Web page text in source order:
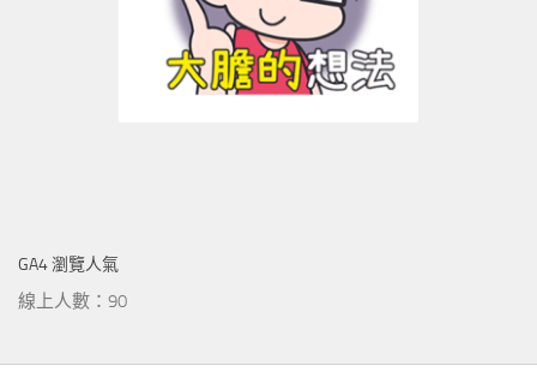
GA4 瀏覽人氣
線上人數：90